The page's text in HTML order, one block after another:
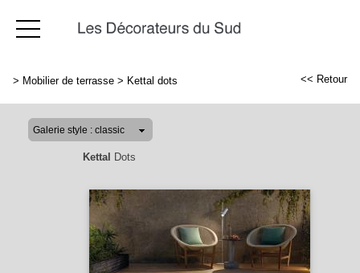
> Mobilier de terrasse > Kettal dots << Retour
Kettal Dots